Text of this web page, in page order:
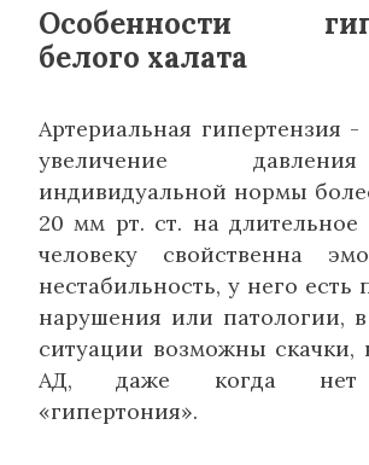
Особенности
белого халата
Артериальная гипертензия -
увеличение
индивидуальной нормы
20 мм рт. ст. на длительное
человеку свойственна
нестабильность, у него есть
нарушения или патологии, в
ситуации возможны скачки,
АД, даже когда нет
«гипертония».